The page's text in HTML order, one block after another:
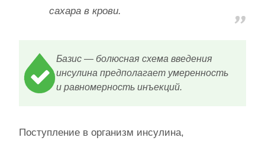
сахара в крови.
Базис — болюсная схема введения
инсулина предполагает умеренность
и равномерность инъекций.
Поступление в организм инсулина,